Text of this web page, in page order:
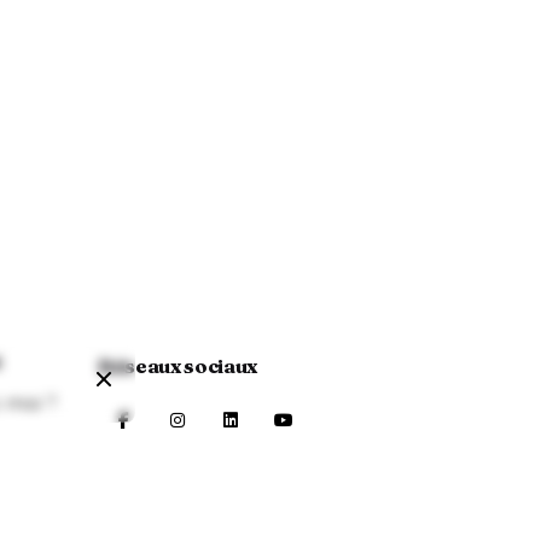
?
Réseaux sociaux